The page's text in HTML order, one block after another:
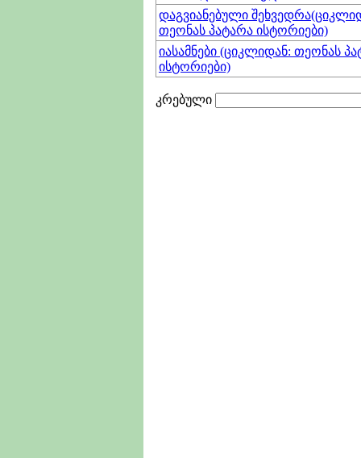
დაგვიანებული
თეონას პატარა ისტორიები)
იასამნები (ციკლიდან: თეონას
ისტორიები)
კრებული